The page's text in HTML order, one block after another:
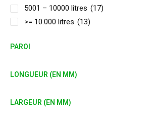
5001 – 10000 litres (17)
>= 10.000 litres (13)
PAROI
LONGUEUR (EN MM)
LARGEUR (EN MM)